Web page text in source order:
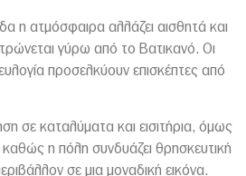
η ατμόσφαιρα αλλάζει αισθητά και
γύρω από το Βατικανό. Οι
προσελκύουν επισκέπτες από
σε καταλύματα και εισιτήρια, όμως
καθώς η πόλη συνδυάζει θρησκευτική
σε μια μοναδική εικόνα.